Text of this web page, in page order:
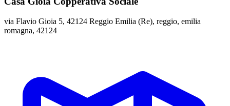
via Flavio Gioia 5, 42124 Reggio Emilia (Re), reggio, emilia
romagna, 42124